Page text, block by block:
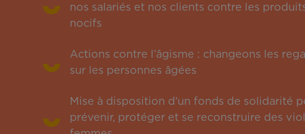
nos salariés et nos clients contre les
nocifs
Actions contre l’âgisme : changeons les
sur les personnes âgées
Mise à disposition d’un fonds de solidarité
prévenir, protéger et se reconstruire des